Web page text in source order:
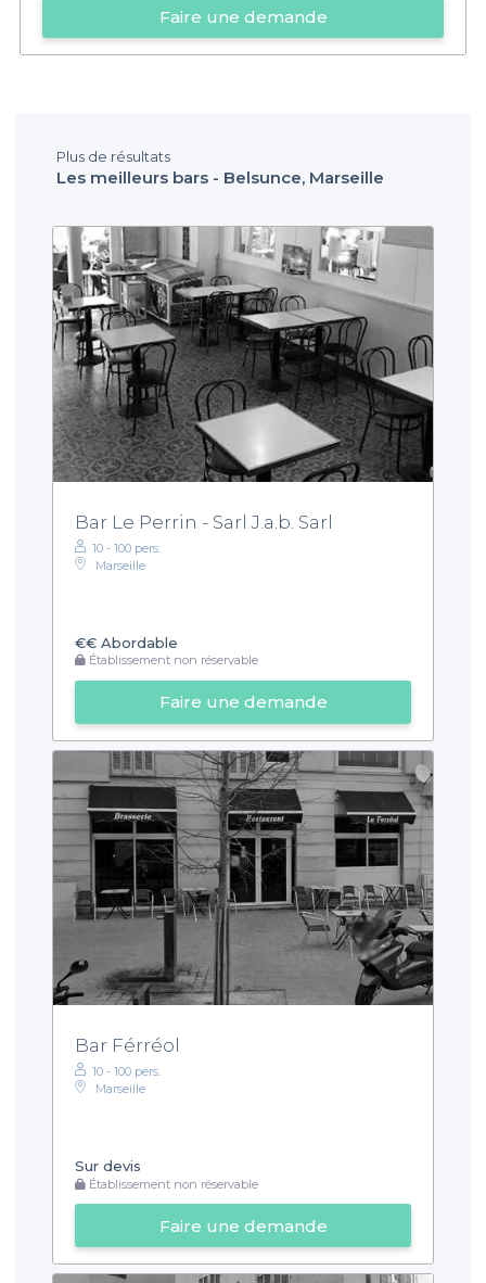
Faire une demande
Plus de résultats
Les meilleurs bars - Belsunce, Marseille
Bar Le Perrin - Sarl J.a.b. Sarl
10 - 100 pers.
Marseille
€€ Abordable
Établissement non réservable
Faire une demande
Bar Férréol
10 - 100 pers.
Marseille
Sur devis
Établissement non réservable
Faire une demande